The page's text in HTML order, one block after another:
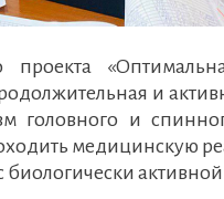
проекта
и
головного и
медицинскую
активной